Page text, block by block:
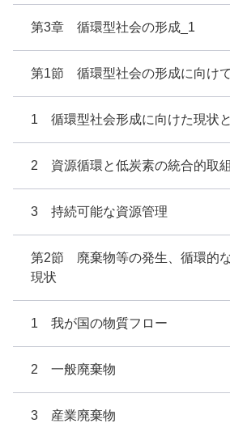
第3章 循環型社会の形成_1
第1節 循環型社会の形成に向けて
1 循環型社会形成に向けた現状
2 資源循環と低炭素の統合的取組
3 持続可能な資源管理
第2節 廃棄物等の発生、循環的
現状
1 我が国の物質フロー
2 一般廃棄物
3 産業廃棄物